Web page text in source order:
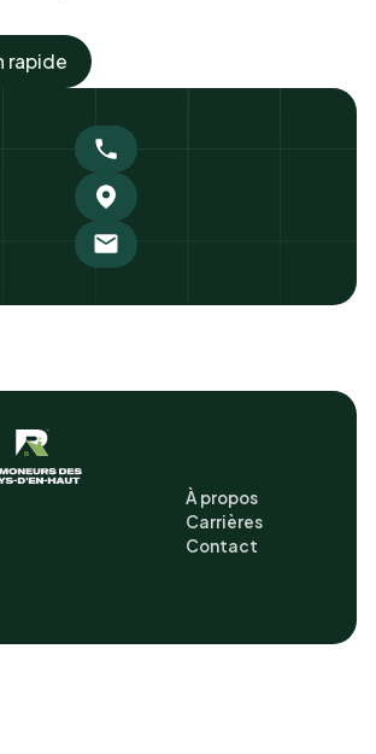
rapide
À propos
Carrières
Contact